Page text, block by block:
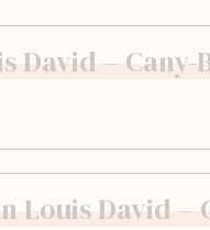
David –
Louis David –